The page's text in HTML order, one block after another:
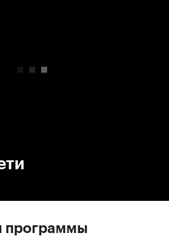
программы